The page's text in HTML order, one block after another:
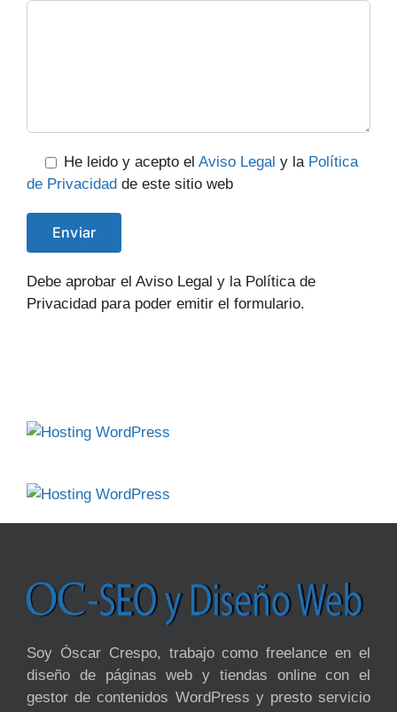
He leido y acepto el Aviso Legal y la Política
de Privacidad de este sitio web
Debe aprobar el Aviso Legal y la Política de
Privacidad para poder emitir el formulario.
Soy Óscar Crespo, trabajo como freelance en el
diseño de páginas web y tiendas online con el
gestor de contenidos WordPress y presto servicio